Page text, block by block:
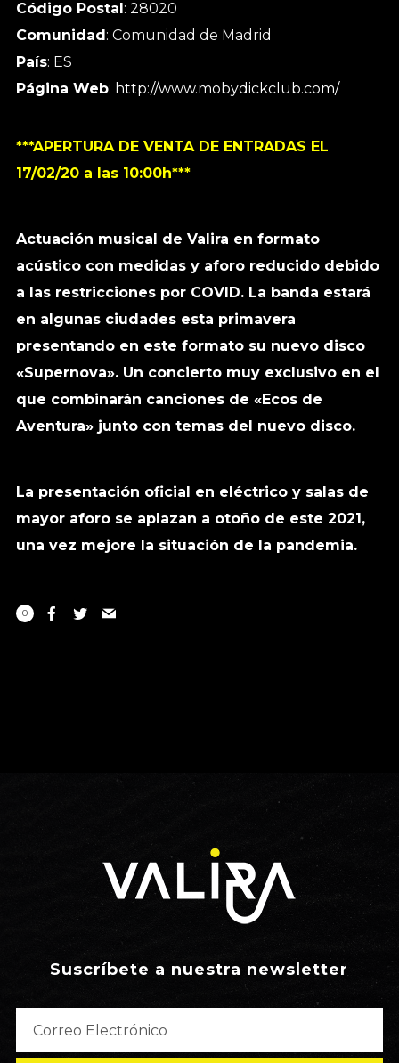
Código Postal: 28020
Comunidad: Comunidad de Madrid
País: ES
Página Web: http://www.mobydickclub.com/
***APERTURA DE VENTA DE ENTRADAS EL
17/02/20 a las 10:00h***
Actuación musical de Valira en formato
acústico con medidas y aforo reducido debido
a las restricciones por COVID. La banda estará
en algunas ciudades esta primavera
presentando en este formato su nuevo disco
«Supernova». Un concierto muy exclusivo en el
que combinarán canciones de «Ecos de
Aventura» junto con temas del nuevo disco.
La presentación oficial en eléctrico y salas de
mayor aforo se aplazan a otoño de este 2021,
una vez mejore la situación de la pandemia.
0
Suscríbete a nuestra newsletter